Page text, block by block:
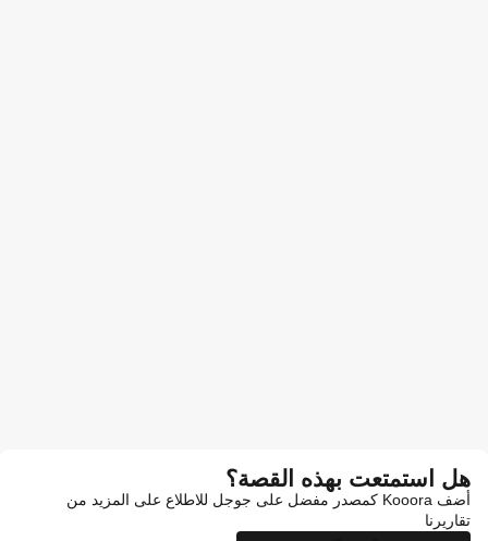
هل استمتعت بهذه القصة؟
أضف Kooora كمصدر مفضل على جوجل للاطلاع على المزيد من
تقاريرنا